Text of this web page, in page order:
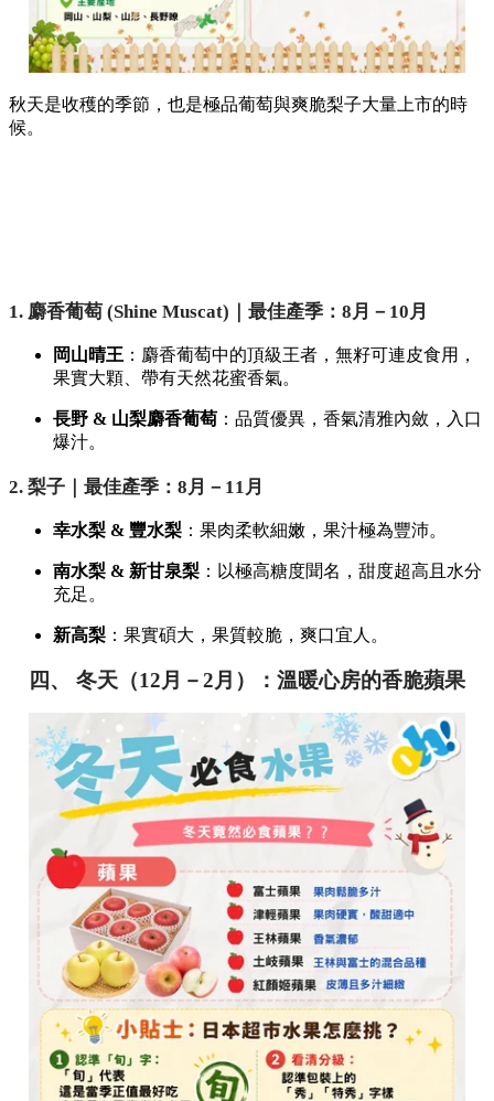
秋天是收穫的季節，也是極品葡萄與爽脆梨子大量上市的時
候。
1. 麝香葡萄 (Shine Muscat)｜最佳產季：8月－10月
岡山晴王 ：麝香葡萄中的頂級王者，無籽可連皮食用，
果實大顆、帶有天然花蜜香氣。
長野 & 山梨麝香葡萄 ：品質優異，香氣清雅內斂，入口
爆汁。
2. 梨子｜最佳產季：8月－11月
幸水梨 & 豐水梨 ：果肉柔軟細嫩，果汁極為豐沛。
南水梨 & 新甘泉梨 ：以極高糖度聞名，甜度超高且水分
充足。
新高梨 ：果實碩大，果質較脆，爽口宜人。
四、 冬天（12月－2月）：溫暖心房的香脆蘋果